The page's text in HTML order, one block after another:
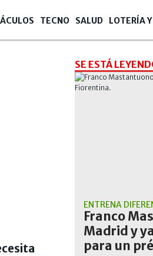
TECNO SALUD LOTERÍA
SE ESTÁ
ENTRENA
Franco
Madrid y
para un